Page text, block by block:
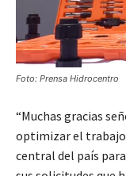
Foto: Prensa Hidrocentro
“Muchas gracias
optimizar el trabajo
central del país